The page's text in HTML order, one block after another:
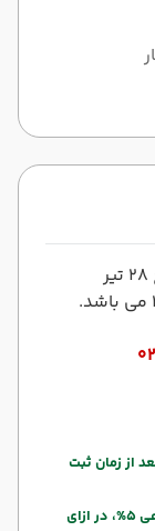
از زمان ثبت
1ماه ماهی 9% و 2 ماه ماهی 7% و 3 ماه به بالا ماهی 5%، در ازای